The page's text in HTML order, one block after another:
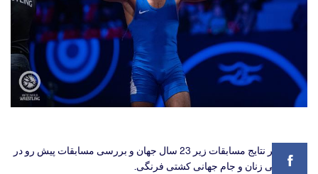
Facebook
مروری بر نتایج مسابقات زیر 23 سال جهان و بررسی مسابقات پیش رو در
جام جهانی زنان و جام جهانی کشتی فرنگی.